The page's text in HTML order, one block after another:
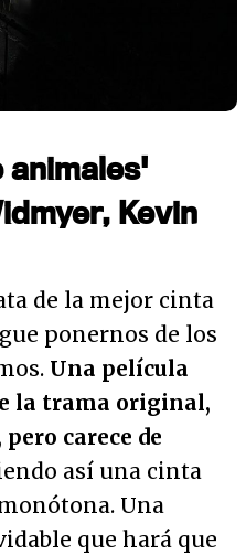
animales'
Kevin
de la mejor cinta
ponernos de los
Una película
la trama original,
carece de
así una cinta
Una
que hará que